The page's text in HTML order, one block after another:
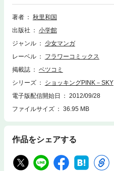
著者
秋里和国
出版社
小学館
ジャンル
少女マンガ
レーベル
フラワーコミックス
掲載誌
ベツコミ
シリーズ
ショッキングPINK－SKY
電子版配信開始日
2012/09/28
ファイルサイズ
36.95 MB
作品をシェアする